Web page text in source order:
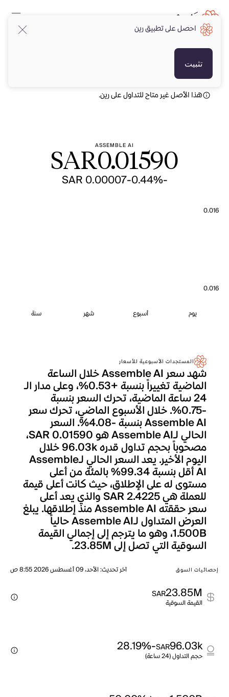
هذا الأصل غير متاح للتداول على رين.
ASSEMBLE AI
SAR0.01590
-0.44%
-SAR 0.00007
0.016
0.016
يوم أسبوع شهر سنة
المستجدات الأسبوعية للأسعار
شهد سعر Assemble AI خلال الساعة
الماضية تغييراً بنسبة +0.53%، وعلى مدار الـ
24 ساعة الماضية، تحرك السعر بنسبة
-0.75%. خلال الأسبوع الماضي، تحرك سعر
Assemble AI بنسبة -4.08%. السعر
الحالي لـAssemble AI هو SAR 0.01590،
مصحوباً بحجم تداول قدره 96.03k خلال
اليوم الأخير. يعد السعر الحالي لـAssemble
AI أقل بنسبة 99.34% بالمئة من أعلى
مستوى له على الإطلاق، حيث كانت أعلى قيمة
للعملة هي SAR 2.4225 والذي يعد أعلى
سعر حققته Assemble AI منذ إطلاقها. يبلغ
العرض المتداول لـAssemble AI حالياً
1.500B، وهو ما يترجم إلى إجمالي القيمة
السوقية التي تصل إلى 23.85M.
إحصائيات السوق آخر تحديث:الأحد، 09 أغسطس 2026 8:55 ص
23.85M
SAR
القيمة السوقية
96.03k
SAR
-28.19%
حجم التداول (24 ساعة)
احصل على تطبيق رين
تثبيت